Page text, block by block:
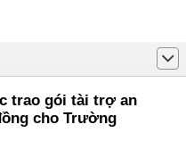
trao gói tài trợ an
cho Trường